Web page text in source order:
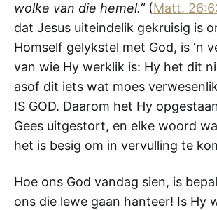
wolke van die hemel.”(Matt.
dat Jesus uiteindelik gekruisig is
Homself gelykstel met God, is ‘n
van wie Hy werklik is: Hy het dit
asof dit iets wat moes
IS GOD. Daarom het Hy
Gees uitgestort, en elke woord
het is besig om in vervulling te
Hoe ons God vandag sien, is
ons die lewe gaan hanteer! Is Hy